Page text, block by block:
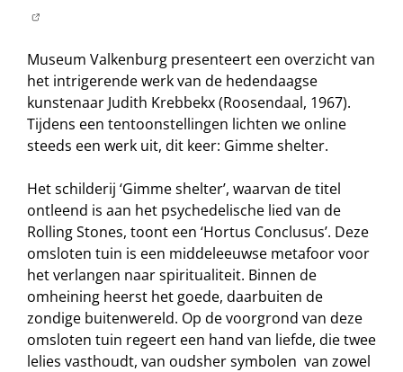
Museum Valkenburg presenteert een overzicht van
het intrigerende werk van de hedendaagse
kunstenaar Judith Krebbekx (Roosendaal, 1967).
Tijdens een tentoonstellingen lichten we online
steeds een werk uit, dit keer: Gimme shelter.
Het schilderij ‘Gimme shelter’, waarvan de titel
ontleend is aan het psychedelische lied van de
Rolling Stones, toont een ‘Hortus Conclusus’. Deze
omsloten tuin is een middeleeuwse metafoor voor
het verlangen naar spiritualiteit. Binnen de
omheining heerst het goede, daarbuiten de
zondige buitenwereld. Op de voorgrond van deze
omsloten tuin regeert een hand van liefde, die twee
lelies vasthoudt, van oudsher symbolen van zowel